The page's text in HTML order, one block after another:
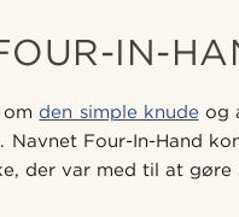
IN-
den simple knude og
Four-In-Hand
der var med til at